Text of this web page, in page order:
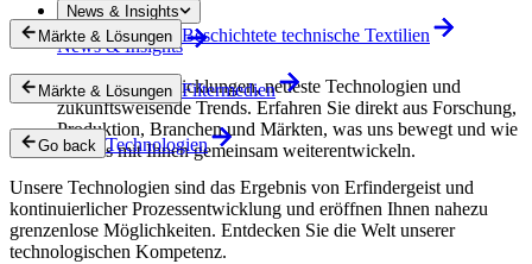
News & Insights
News & Insights
Innovative Entwicklungen, neueste Technologien und
zukunftsweisende Trends. Erfahren Sie direkt aus Forschung,
Produktion, Branchen und Märkten, was uns bewegt und wie
wir uns mit Ihnen gemeinsam weiterentwickeln.
Märkte & Lösungen Beschichtete technische Textilien
Märkte & Lösungen Filtermedien
Go back Technologien
Unsere Technologien sind das Ergebnis von Erfindergeist und
kontinuierlicher Prozessentwicklung und eröffnen Ihnen nahezu
grenzenlose Möglichkeiten. Entdecken Sie die Welt unserer
technologischen Kompetenz.